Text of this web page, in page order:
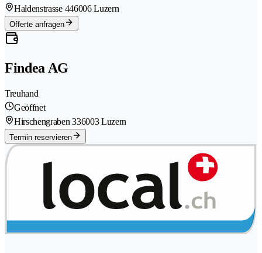
Haldenstrasse 446006 Luzern
Offerte anfragen
Findea AG
Treuhand
Geöffnet
Hirschengraben 336003 Luzern
Termin reservieren